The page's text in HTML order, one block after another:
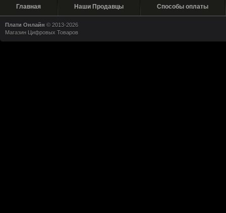
Главная Наши Продавцы Способы оплаты
Плати Онлайн © 2013-2026
Магазин Цифровых Товаров